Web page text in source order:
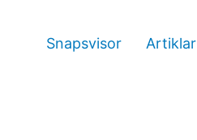
Snapsvisor Artiklar